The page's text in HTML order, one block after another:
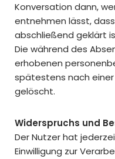
Konversation dann,
entnehmen lässt,
abschließend geklärt
Die während des
erhobenen
spätestens nach
gelöscht.
Widerspruchs und
Der Nutzer hat
Einwilligung zur